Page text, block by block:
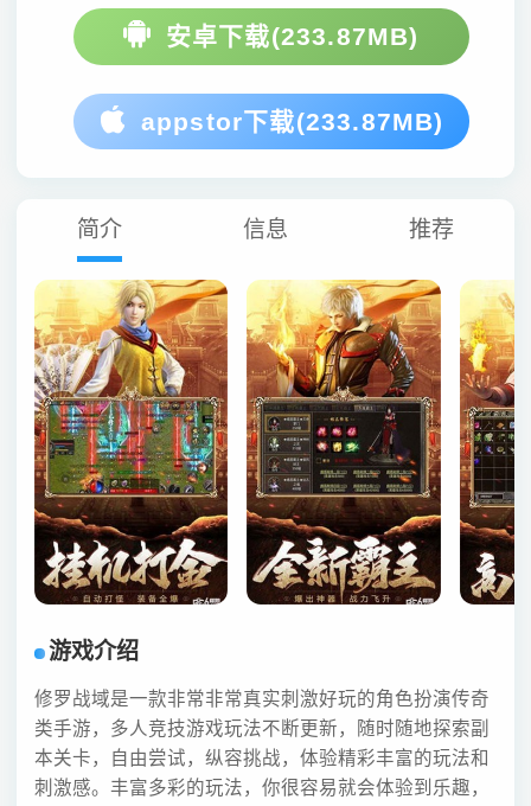
安卓下载(233.87MB)
appstor下载(233.87MB)
简介 信息 推荐
游戏介绍
修罗战域是一款非常非常真实刺激好玩的角色扮演传奇
类手游，多人竞技游戏玩法不断更新，随时随地探索副
本关卡，自由尝试，纵容挑战，体验精彩丰富的玩法和
刺激感。丰富多彩的玩法，你很容易就会体验到乐趣，